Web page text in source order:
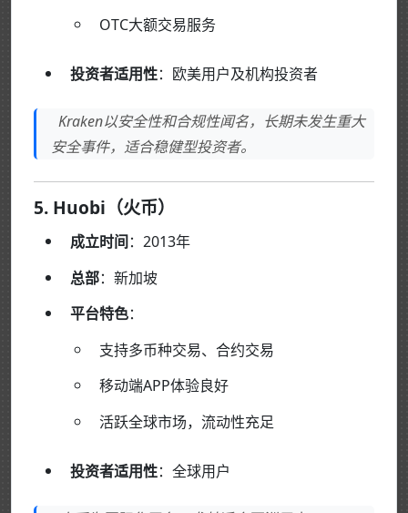
OTC大额交易服务
投资者适用性：欧美用户及机构投资者
Kraken以安全性和合规性闻名，长期未发生重大
安全事件，适合稳健型投资者。
5. Huobi（火币）
成立时间：2013年
总部：新加坡
平台特色：
支持多币种交易、合约交易
移动端APP体验良好
活跃全球市场，流动性充足
投资者适用性：全球用户